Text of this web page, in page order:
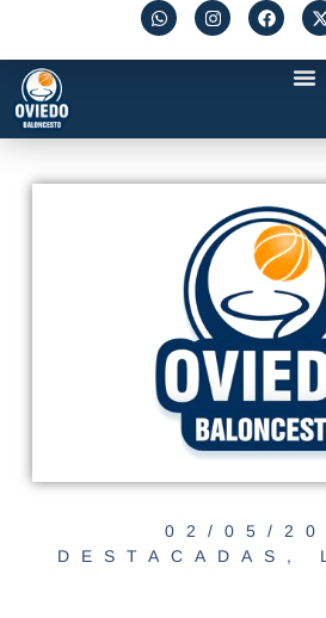
02/05/
DESTACADAS ,